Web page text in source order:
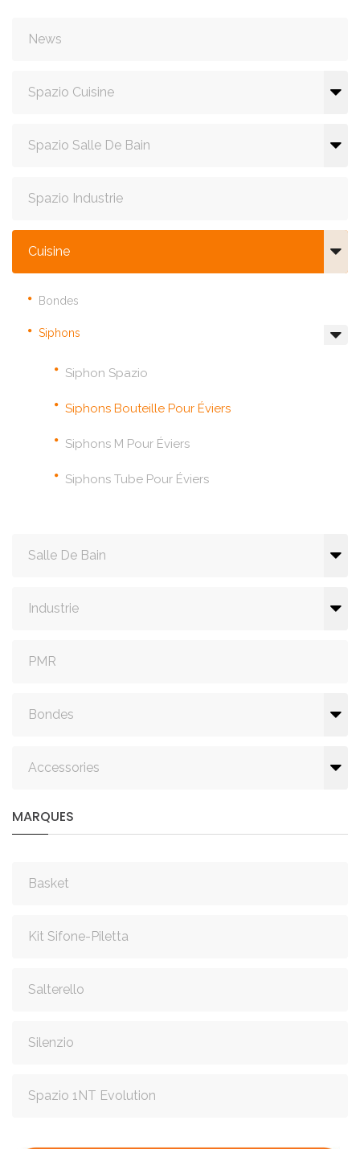
News
Spazio Cuisine
Spazio Salle De Bain
Spazio Industrie
Cuisine
Bondes
Siphons
Siphon Spazio
Siphons Bouteille Pour Éviers
Siphons M Pour Éviers
Siphons Tube Pour Éviers
Salle De Bain
Industrie
PMR
Bondes
Accessories
MARQUES
Basket
Kit Sifone-Piletta
Salterello
Silenzio
Spazio 1NT Evolution